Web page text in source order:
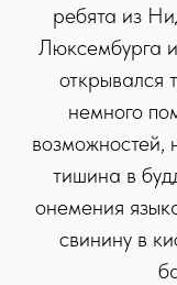
ребята из
Люксембурга
открывался
немного
возможностей,
тишина в
онемения
свинину в